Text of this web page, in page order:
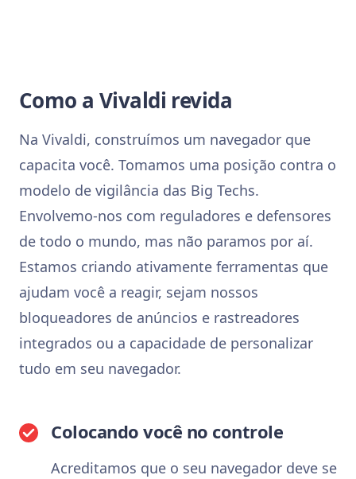
Como a Vivaldi revida
Na Vivaldi, construímos um navegador que
capacita você. Tomamos uma posição contra o
modelo de vigilância das Big Techs.
Envolvemo-nos com reguladores e defensores
de todo o mundo, mas não paramos por aí.
Estamos criando ativamente ferramentas que
ajudam você a reagir, sejam nossos
bloqueadores de anúncios e rastreadores
integrados ou a capacidade de personalizar
tudo em seu navegador.
Colocando você no controle
Acreditamos que o seu navegador deve se